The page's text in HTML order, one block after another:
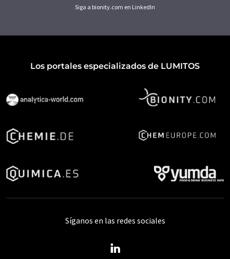
Siga a bionity.com en LinkedIn
Los portales especializados de LUMITOS
Síganos en las redes sociales